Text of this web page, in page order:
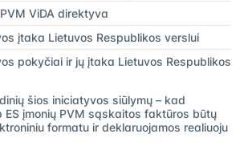
ViDA direktyva
įtaka Lietuvos Respublikos verslui
pokyčiai ir jų įtaka Lietuvos Respublikos
šios iniciatyvos siūlymų – kad
įmonių PVM sąskaitos faktūros būtų
formatu ir deklaruojamos realiuoju